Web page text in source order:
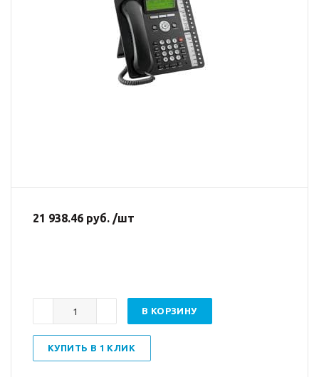
21 938.46 руб. /шт
В КОРЗИНУ
КУПИТЬ В 1 КЛИК